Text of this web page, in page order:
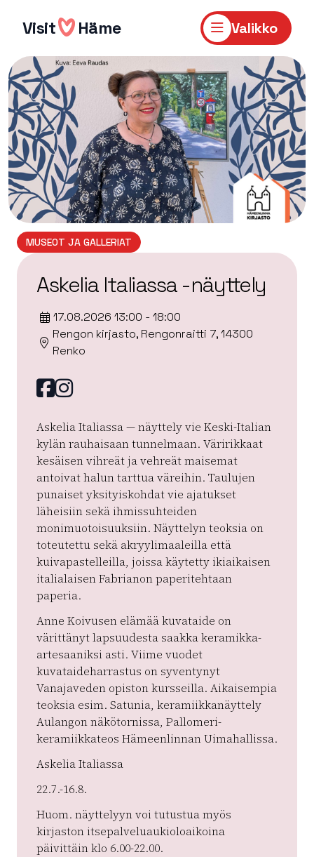
sisältöön
Visit Häme Valikko
MUSEOT JA GALLERIAT
Askelia Italiassa -näyttely
17.08.2026 13:00 - 18:00
Rengon kirjasto, Rengonraitti 7, 14300
Renko
Facebook
instagram
Askelia Italiassa — näyttely vie Keski-Italian
kylän rauhaisaan tunnelmaan. Väririkkaat
kesäisen vihreät ja vehreät maisemat
antoivat halun tarttua väreihin. Taulujen
punaiset yksityiskohdat vie ajatukset
läheisiin sekä ihmissuhteiden
monimuotoisuuksiin. Näyttelyn teoksia on
toteutettu sekä akryylimaaleilla että
kuivapastelleilla, joissa käytetty ikiaikaisen
italialaisen Fabrianon paperitehtaan
paperia.
Anne Koivusen elämää kuvataide on
värittänyt lapsuudesta saakka keramikka-
artesaaniksi asti. Viime vuodet
kuvataideharrastus on syventynyt
Vanajaveden opiston kursseilla. Aikaisempia
teoksia esim. Satunia, keramiikkanäyttely
Aulangon näkötornissa, Pallomeri-
keramiikkateos Hämeenlinnan Uimahallissa.
Askelia Italiassa
22.7.-16.8.
Huom. näyttelyyn voi tutustua myös
kirjaston itsepalveluaukioloaikoina
päivittäin klo 6.00-22.00.